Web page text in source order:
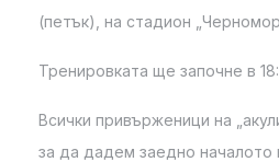
(петък), на стадион
Тренировката ще започне в
Всички привърженици на
за да дадем заедно началото